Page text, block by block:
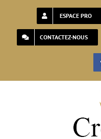
contenu
ESPACE PRO
CONTACTEZ-NOUS